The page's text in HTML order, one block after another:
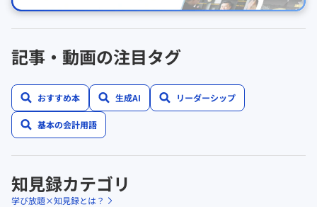
記事・動画の注目タグ
おすすめ本 生成AI リーダーシップ
基本の会計用語
知見録カテゴリ
学び放題×知見録とは？